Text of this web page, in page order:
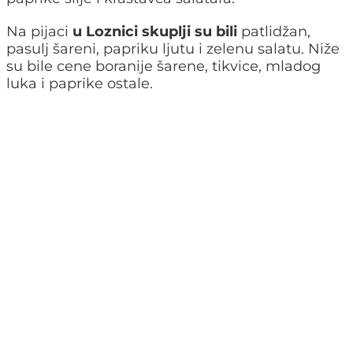
Na pijaci u Loznici skuplji su bili patlidžan,
pasulj šareni, papriku ljutu i zelenu salatu. Niže
su bile cene boranije šarene, tikvice, mladog
luka i paprike ostale.